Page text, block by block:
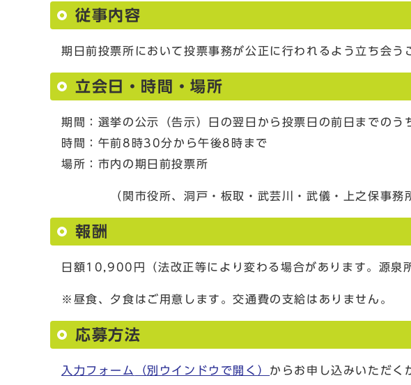
従事内容
期日前投票所において投票事務が公正に行われるよう立ち会う
立会日・時間・場所
期間：選挙の公示（告示）日の翌日から投票日の前日までのう
時間：午前8時30分から午後8時まで
場所：市内の期日前投票所
（関市役所、洞戸・板取・武芸川・武儀・上之保事務所
報酬
日額10,900円（法改正等により変わる場合があります。源泉
※昼食、夕食はご用意します。交通費の支給はありません。
応募方法
入力フォーム （別ウインドウで開く） からお申し込みいただく